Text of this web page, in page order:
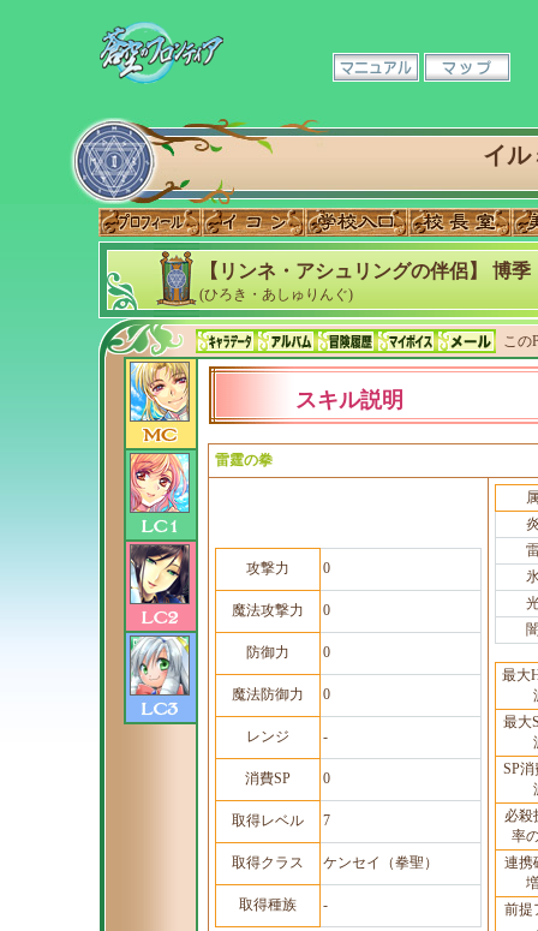
イル
【リンネ・アシュリングの伴侶】 博
(ひろき・あしゅりんぐ)
この
スキル説明
雷霆の拳
攻撃力 0
魔法攻撃力 0
防御力 0
魔法防御力 0
レンジ -
消費SP 0
取得レベル 7
取得クラス ケンセイ（拳聖）
取得種族 -
最大
最大
SP
必殺
率
連携
前提